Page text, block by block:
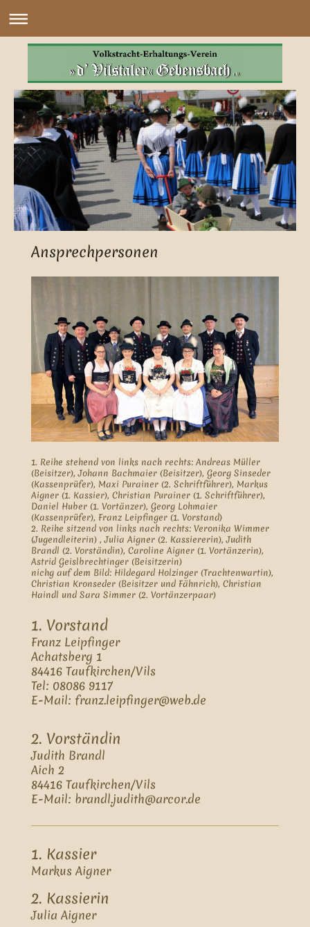
Ansprechpersonen
1. Reihe stehend von links nach rechts: Andreas Müller
(Beisitzer), Johann Bachmaier (Beisitzer), Georg Sinseder
(Kassenprüfer), Maxi Purainer (2. Schriftführer), Markus
Aigner (1. Kassier), Christian Purainer (1. Schriftführer),
Daniel Huber (1. Vortänzer), Georg Lohmaier
(Kassenprüfer), Franz Leipfinger (1. Vorstand)
2. Reihe sitzend von links nach rechts: Veronika Wimmer
(Jugendleiterin) , Julia Aigner (2. Kassiererin), Judith
Brandl (2. Vorständin), Caroline Aigner (1. Vortänzerin),
Astrid Geislbrechtinger (Beisitzerin)
nichg auf dem Bild: Hildegard Holzinger (Trachtenwartin),
Christian Kronseder (Beisitzer und Fähnrich), Christian
Haindl und Sara Simmer (2. Vortänzerpaar)
1. Vorstand
Franz Leipfinger
Achatsberg 1
84416 Taufkirchen/Vils
Tel: 08086 9117
E-Mail: franz.leipfinger@web.de
2. Vorständin
Judith Brandl
Aich 2
84416 Taufkirchen/Vils
E-Mail: brandl.judith@arcor.de
1. Kassier
Markus Aigner
2. Kassierin
Julia Aigner